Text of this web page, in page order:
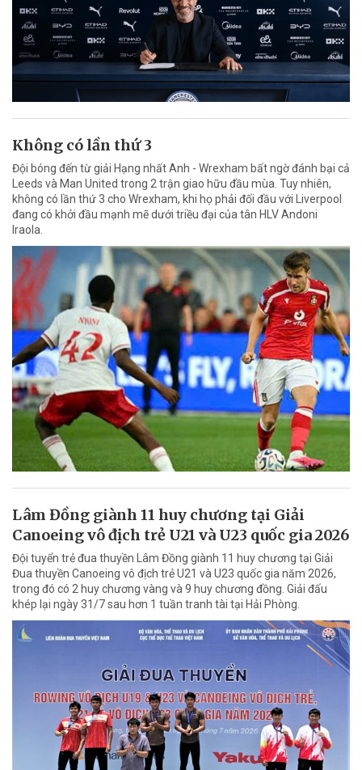
Không có lần thứ 3
Đội bóng đến từ giải Hạng nhất Anh - Wrexham bất ngờ đánh bại cả
Leeds và Man United trong 2 trận giao hữu đầu mùa. Tuy nhiên,
không có lần thứ 3 cho Wrexham, khi họ phải đối đầu với Liverpool
đang có khởi đầu mạnh mẽ dưới triều đại của tân HLV Andoni
Iraola.
Lâm Đồng giành 11 huy chương tại Giải
Canoeing vô địch trẻ U21 và U23 quốc gia 2026
Đội tuyển trẻ đua thuyền Lâm Đồng giành 11 huy chương tại Giải
Đua thuyền Canoeing vô địch trẻ U21 và U23 quốc gia năm 2026,
trong đó có 2 huy chương vàng và 9 huy chương đồng. Giải đấu
khép lại ngày 31/7 sau hơn 1 tuần tranh tài tại Hải Phòng.